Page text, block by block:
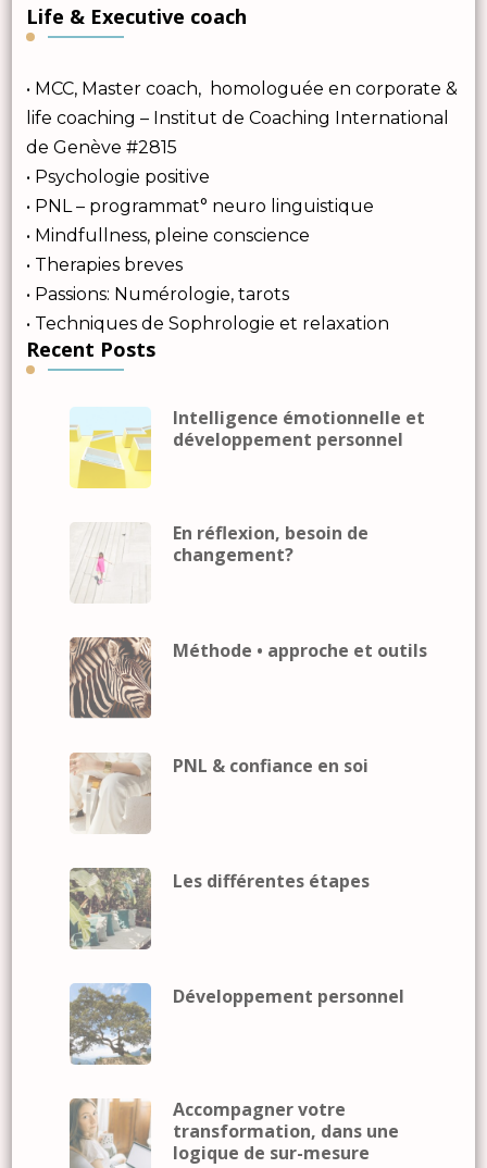
Life & Executive coach
• MCC, Master coach, homologuée en corporate &
life coaching – Institut de Coaching International
de Genève #2815
• Psychologie positive
• PNL – programmat° neuro linguistique
• Mindfullness, pleine conscience
• Therapies breves
• Passions: Numérologie, tarots
• Techniques de Sophrologie et relaxation
Recent Posts
Intelligence émotionnelle et
développement personnel
En réflexion, besoin de
changement?
Méthode • approche et outils
PNL & confiance en soi
Les différentes étapes
Développement personnel
Accompagner votre
transformation, dans une
logique de sur-mesure